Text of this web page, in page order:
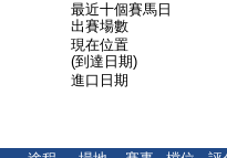
最近十個賽馬日
出賽場數
現在位置
(到達日期)
進口日期